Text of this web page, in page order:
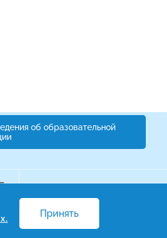
об образовательной
Бережливый колледж
данныхПринять